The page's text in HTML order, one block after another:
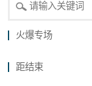
火爆专场
距结束